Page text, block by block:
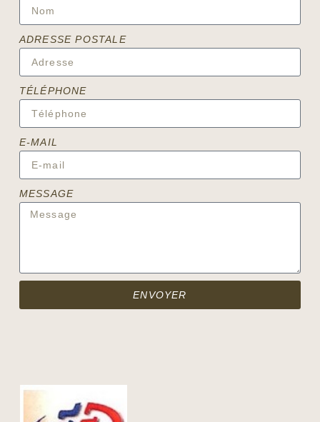
ADRESSE POSTALE
TÉLÉPHONE
E-MAIL
MESSAGE
ENVOYER